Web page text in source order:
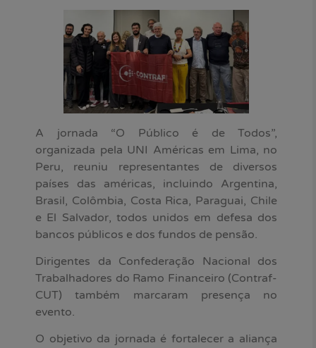
A jornada “O Público é de Todos”,
organizada pela UNI Américas em Lima, no
Peru, reuniu representantes de diversos
países das américas, incluindo Argentina,
Brasil, Colômbia, Costa Rica, Paraguai, Chile
e El Salvador, todos unidos em defesa dos
bancos públicos e dos fundos de pensão.
Dirigentes da Confederação Nacional dos
Trabalhadores do Ramo Financeiro (Contraf-
CUT) também marcaram presença no
evento.
O objetivo da jornada é fortalecer a aliança